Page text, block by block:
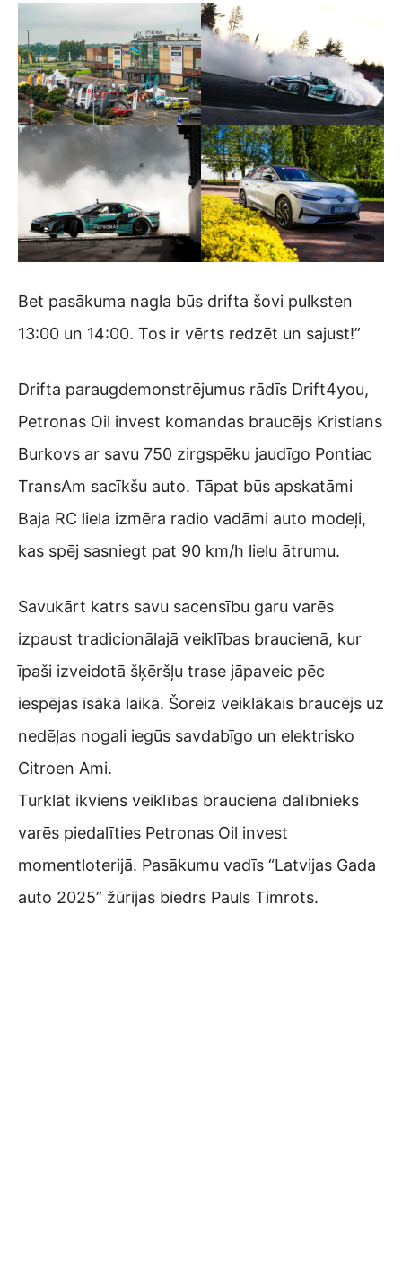
Bet pasākuma nagla būs drifta šovi pulksten
13:00 un 14:00. Tos ir vērts redzēt un sajust!”
Drifta paraugdemonstrējumus rādīs Drift4you,
Petronas Oil invest komandas braucējs Kristians
Burkovs ar savu 750 zirgspēku jaudīgo Pontiac
TransAm sacīkšu auto. Tāpat būs apskatāmi
Baja RC liela izmēra radio vadāmi auto modeļi,
kas spēj sasniegt pat 90 km/h lielu ātrumu.
Savukārt katrs savu sacensību garu varēs
izpaust tradicionālajā veiklības braucienā, kur
īpaši izveidotā šķēršļu trase jāpaveic pēc
iespējas īsākā laikā. Šoreiz veiklākais braucējs uz
nedēļas nogali iegūs savdabīgo un elektrisko
Citroen Ami.
Turklāt ikviens veiklības brauciena dalībnieks
varēs piedalīties Petronas Oil invest
momentloterijā. Pasākumu vadīs “Latvijas Gada
auto 2025” žūrijas biedrs Pauls Timrots.